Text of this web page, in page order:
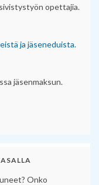
opettajia.
ja jäseneduista.
jäsenmaksun.
Onko